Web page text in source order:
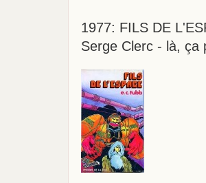
1977: FILS DE
Serge Clerc - là, ça